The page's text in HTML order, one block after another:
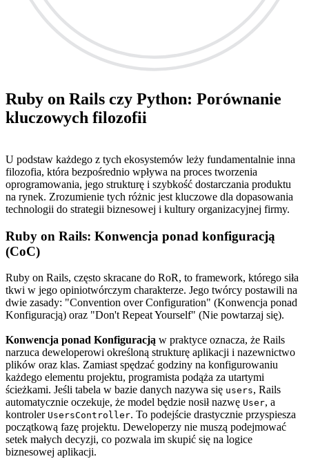
Ruby on Rails czy Python: Porównanie
kluczowych filozofii
U podstaw każdego z tych ekosystemów leży fundamentalnie inna
filozofia, która bezpośrednio wpływa na proces tworzenia
oprogramowania, jego strukturę i szybkość dostarczania produktu
na rynek. Zrozumienie tych różnic jest kluczowe dla dopasowania
technologii do strategii biznesowej i kultury organizacyjnej firmy.
Ruby on Rails: Konwencja ponad konfiguracją
(CoC)
Ruby on Rails, często skracane do RoR, to framework, którego siła
tkwi w jego opiniotwórczym charakterze. Jego twórcy postawili na
dwie zasady: "Convention over Configuration" (Konwencja ponad
Konfiguracją) oraz "Don't Repeat Yourself" (Nie powtarzaj się).
Konwencja ponad Konfiguracją w praktyce oznacza, że Rails
narzuca deweloperowi określoną strukturę aplikacji i nazewnictwo
plików oraz klas. Zamiast spędzać godziny na konfigurowaniu
każdego elementu projektu, programista podąża za utartymi
ścieżkami. Jeśli tabela w bazie danych nazywa się users, Rails
automatycznie oczekuje, że model będzie nosił nazwę User, a
kontroler UsersController. To podejście drastycznie przyspiesza
początkową fazę projektu. Deweloperzy nie muszą podejmować
setek małych decyzji, co pozwala im skupić się na logice
biznesowej aplikacji.